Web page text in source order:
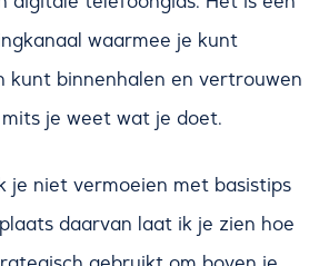
waarmee je kunt
kunt binnenhalen en vertrouwen
je weet wat je doet.
je niet vermoeien met basistips
daarvan laat ik je zien hoe